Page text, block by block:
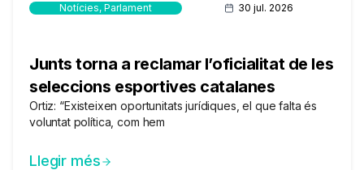
Notícies, Parlament 30 jul. 2026
Junts torna a reclamar l’oficialitat de les
seleccions esportives catalanes
Ortiz: “Existeixen oportunitats jurídiques, el que falta és
voluntat política, com hem
Llegir més